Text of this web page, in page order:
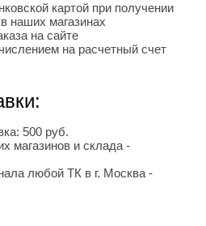
картой при получении
наших магазинах
на сайте
на расчетный счет
500 руб.
магазинов и склада -
любой ТК в г. Москва -